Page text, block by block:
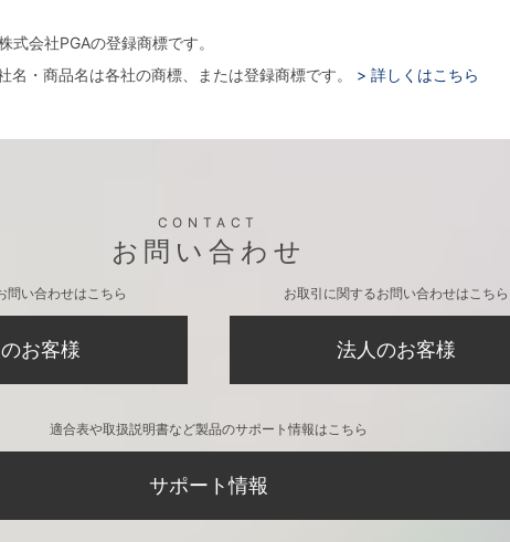
会社PGAの登録商標です。
・商品名は各社の商標、または登録商標です。
> 詳しくはこちら
CONTACT
お問い合わせ
問い合わせはこちら
お客様
お取引に関するお問い合わせはこちら
法人のお客様
適合表や取扱説明書など製品のサポート情報はこちら
サポート情報